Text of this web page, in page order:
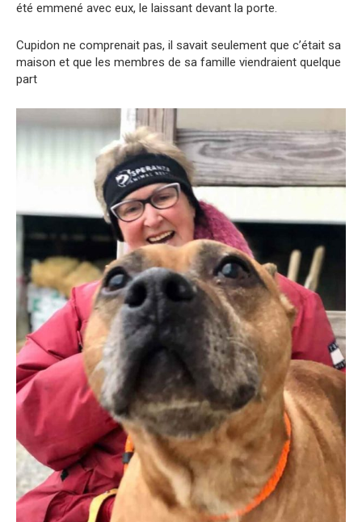
été emmené avec eux, le laissant devant la porte.
Cupidon ne comprenait pas, il savait seulement que c’était sa
maison et que les membres de sa famille viendraient quelque
part